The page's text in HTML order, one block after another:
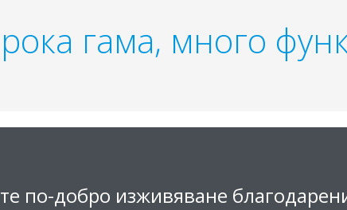
гама, много
по-добро изживяване